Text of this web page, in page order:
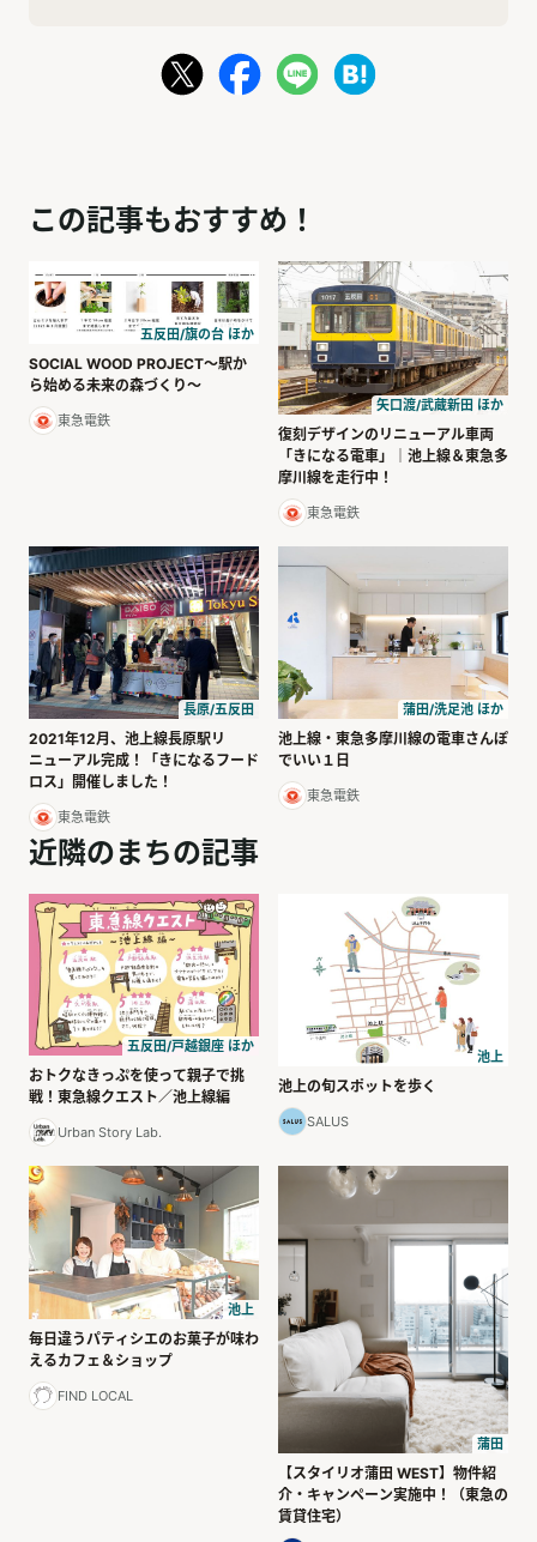
この記事もおすすめ！
五反田/旗の台 ほか
SOCIAL WOOD PROJECT～駅か
ら始める未来の森づくり〜
東急電鉄
矢口渡/武蔵新田 ほか
復刻デザインのリニューアル車両
「きになる電車」｜池上線＆東急多
摩川線を走行中！
東急電鉄
長原/五反田
2021年12月、池上線長原駅リ
ニューアル完成！「きになるフード
ロス」開催しました！
東急電鉄
蒲田/洗足池 ほか
池上線・東急多摩川線の電車さんぽ
でいい１日
東急電鉄
近隣のまちの記事
五反田/戸越銀座 ほか
おトクなきっぷを使って親子で挑
戦！東急線クエスト／池上線編
Urban Story Lab.
池上
池上の旬スポットを歩く
SALUS
池上
毎日違うパティシエのお菓子が味わ
えるカフェ＆ショップ
FIND LOCAL
蒲田
【スタイリオ蒲田 WEST】物件紹
介・キャンペーン実施中！（東急の
賃貸住宅）